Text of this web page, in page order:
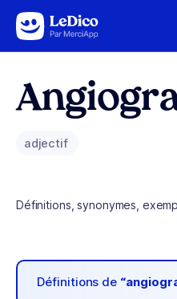
Aller au contenu
adjectif
Définitions, synonymes,
Définitions de